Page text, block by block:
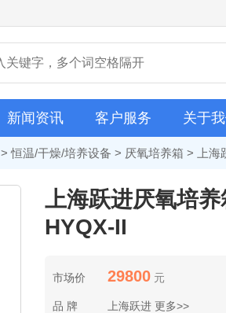
新闻资讯 客户服务 关于
>恒温/干燥/培养设备 > 厌氧培养箱 > 上海
上海跃进厌氧培养
HYQX-II
市场价 29800元
品 牌 上海跃进 更多>>